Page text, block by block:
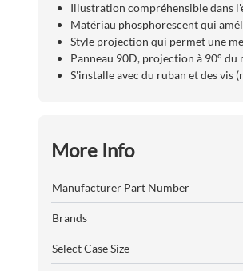
Illustration compréhensible dans
Matériau phosphorescent qui
Style projection qui permet une
Panneau 90D, projection à 90° du
S'installe avec du ruban et des vis
More Info
Manufacturer Part Number
Brands
Select Case Size